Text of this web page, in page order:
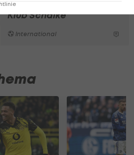
Aufstieg von Muslic-
Klub Schalke
International